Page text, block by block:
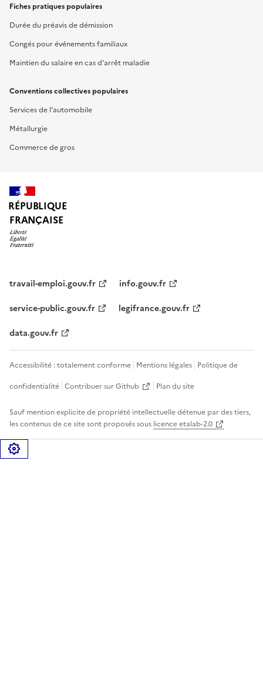
Fiches pratiques populaires
Durée du préavis de démission
Congés pour événements familiaux
Maintien du salaire en cas d'arrêt maladie
Conventions collectives populaires
Services de l'automobile
Métallurgie
Commerce de gros
RÉPUBLIQUE
FRANÇAISE
travail-emploi.gouv.fr
info.gouv.fr
service-public.gouv.fr
legifrance.gouv.fr
data.gouv.fr
Accessibilité : totalement conforme Mentions légales Politique de
confidentialité Contribuer sur Github Plan du site
Sauf mention explicite de propriété intellectuelle détenue par des tiers,
les contenus de ce site sont proposés sous licence etalab-2.0
Gérer les cookies